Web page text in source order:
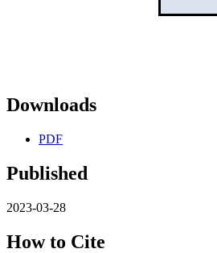
Downloads
PDF
Published
2023-03-28
How to Cite